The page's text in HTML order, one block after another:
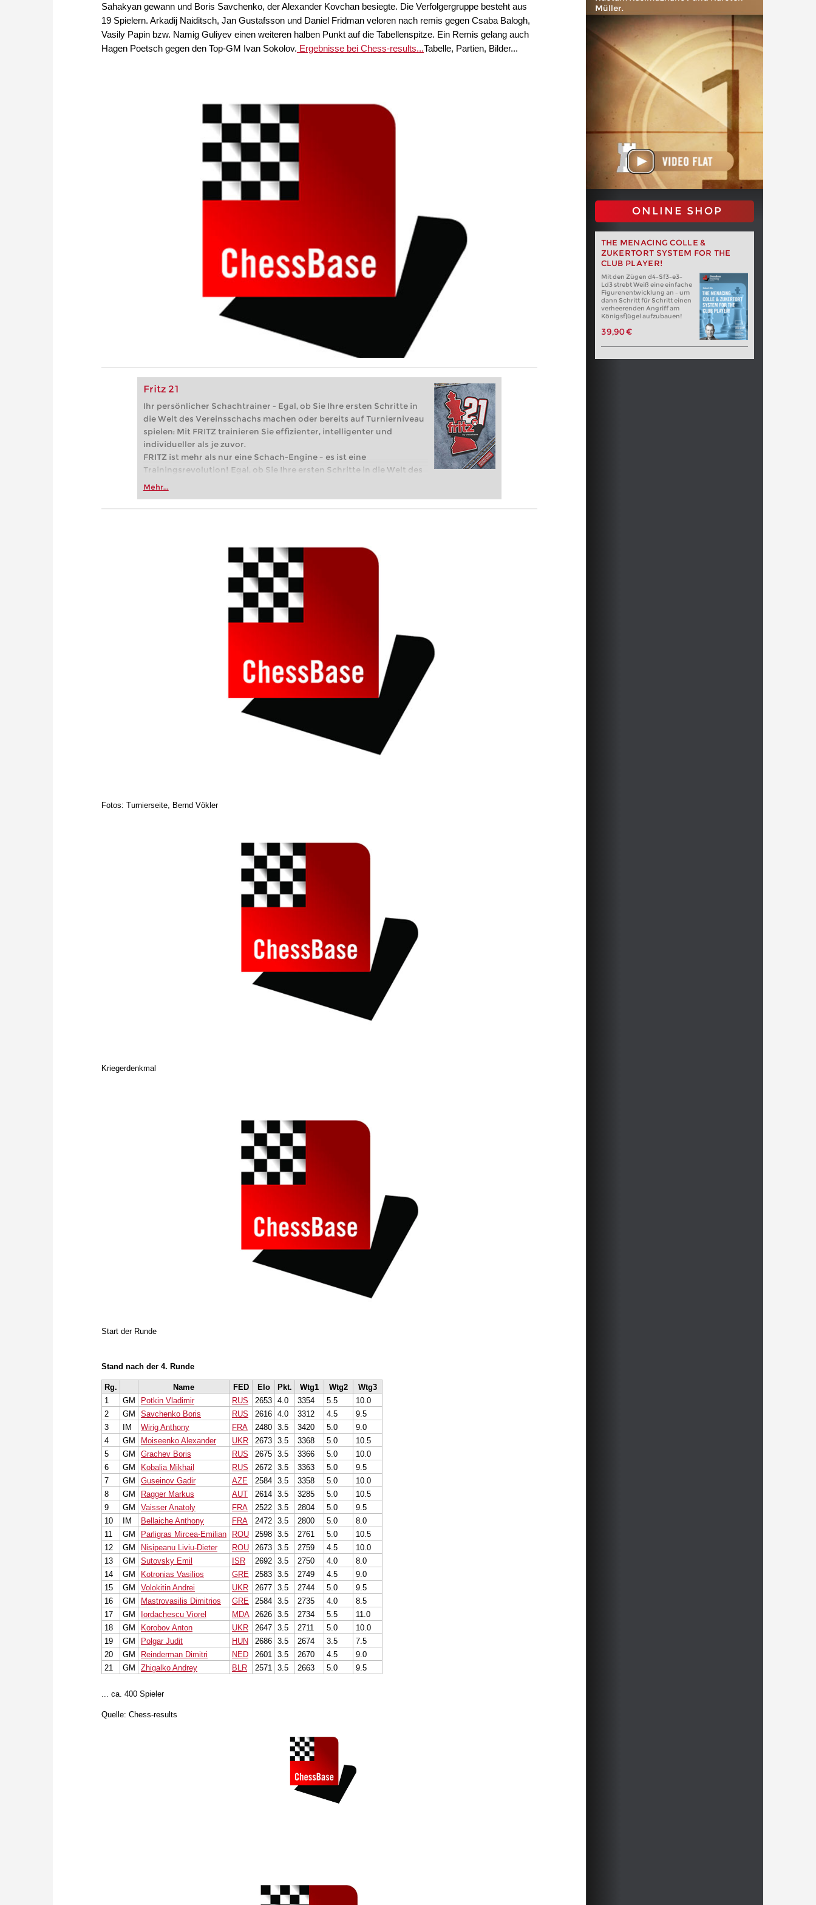
Sahakyan gewann und Boris Savchenko, der Alexander Kovchan besiegte. Die Verfolgergruppe besteht aus
19 Spielern. Arkadij Naiditsch, Jan Gustafsson und Daniel Fridman veloren nach remis gegen Csaba Balogh,
Vasily Papin bzw. Namig Guliyev einen weiteren halben Punkt auf die Tabellenspitze. Ein Remis gelang auch
Hagen Poetsch gegen den Top-GM Ivan Sokolov. Ergebnisse bei Chess-results...Tabelle, Partien, Bilder...
Fritz 21
Ihr persönlicher Schachtrainer - Egal, ob Sie Ihre ersten Schritte in
die Welt des Vereinsschachs machen oder bereits auf Turnierniveau
spielen: Mit FRITZ trainieren Sie effizienter, intelligenter und
individueller als je zuvor.
FRITZ ist mehr als nur eine Schach-Engine – es ist eine
Trainingsrevolution! Egal, ob Sie Ihre ersten Schritte in die Welt des
Vereinsschachs machen oder bereits auf Turnierniveau spielen: Mit
zuvor.
Mehr...
Müller.
ONLINE SHOP
THE MENACING COLLE &
ZUKERTORT SYSTEM FOR THE
CLUB PLAYER!
Mit den Zügen d4–Sf3–e3–
Ld3 strebt Weiß eine einfache
Figurenentwicklung an – um
dann Schritt für Schritt einen
verheerenden Angriff am
Königsflügel aufzubauen!
39,90 €
Fotos: Turnierseite, Bernd Vökler
Kriegerdenkmal
Start der Runde
Stand nach der 4. Runde
Rg. Name FED Elo Pkt. Wtg1 Wtg2
Wtg3
1
GM Potkin Vladimir RUS 2653 4.0 3354 5.5
10.0
2
GM Savchenko Boris RUS 2616 4.0 3312 4.5
9.5
3
IM Wirig Anthony FRA 2480 3.5 3420 5.0
9.0
4
GM Moiseenko Alexander UKR 2673 3.5 3368 5.0
10.5
5
GM Grachev Boris RUS 2675 3.5 3366 5.0
10.0
6
GM Kobalia Mikhail RUS 2672 3.5 3363 5.0
9.5
7
GM Guseinov Gadir AZE 2584 3.5 3358 5.0
10.0
8
GM Ragger Markus AUT 2614 3.5 3285 5.0
10.5
9
GM Vaisser Anatoly FRA 2522 3.5 2804 5.0
9.5
10
IM Bellaiche Anthony FRA 2472 3.5 2800 5.0
8.0
11
GM Parligras Mircea-Emilian ROU 2598 3.5 2761 5.0
10.5
12
GM Nisipeanu Liviu-Dieter ROU 2673 3.5 2759 4.5
10.0
13
GM Sutovsky Emil ISR 2692 3.5 2750 4.0
8.0
14
GM Kotronias Vasilios GRE 2583 3.5 2749 4.5
9.0
15
GM Volokitin Andrei UKR 2677 3.5 2744 5.0
9.5
16
GM Mastrovasilis Dimitrios GRE 2584 3.5 2735 4.0
8.5
17
GM Iordachescu Viorel MDA 2626 3.5 2734 5.5
11.0
18
GM Korobov Anton UKR 2647 3.5 2711 5.0
10.0
19
GM Polgar Judit HUN 2686 3.5 2674 3.5
7.5
20
GM Reinderman Dimitri NED 2601 3.5 2670 4.5
9.0
21
GM Zhigalko Andrey BLR 2571 3.5 2663 5.0 9.5
... ca. 400 Spieler
Quelle: Chess-results